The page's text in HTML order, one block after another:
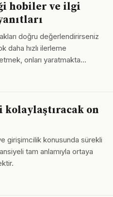
hobiler ve ilgi
doğru değerlendirirseniz
daha hızlı ilerleme
onları yaratmakta…
on
girişimcilik konusunda sürekli
tam anlamıyla ortaya